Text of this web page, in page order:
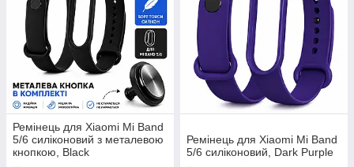
Ремінець для Xiaomi Mi Band
5/6 силіконовий з металевою
кнопкою, Black
Ремінець для Xiaomi Mi Band
5/6 силіконовий, Dark Purple